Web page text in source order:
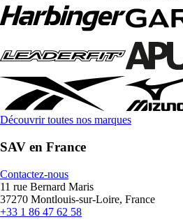
Découvrir toutes nos marques
SAV en France
Contactez-nous
11 rue Bernard Maris
37270 Montlouis-sur-Loire, France
+33 1 86 47 62 58